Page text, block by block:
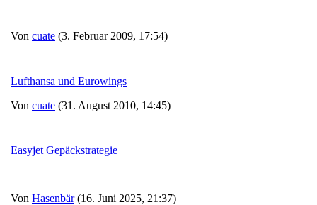
Von cuate (3. Februar 2009, 17:54)
Lufthansa und Eurowings
Von cuate (31. August 2010, 14:45)
Easyjet Gepäckstrategie
Von Hasenbär(16. Juni 2025, 21:37)